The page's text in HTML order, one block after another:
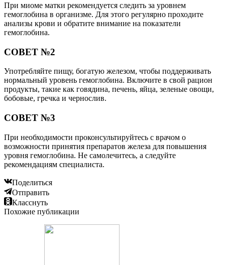
При миоме матки рекомендуется следить за уровнем
гемоглобина в организме. Для этого регулярно проходите
анализы крови и обратите внимание на показатели
гемоглобина.
СОВЕТ №2
Употребляйте пищу, богатую железом, чтобы поддерживать
нормальный уровень гемоглобина. Включите в свой рацион
продукты, такие как говядина, печень, яйца, зеленые овощи,
бобовые, гречка и чернослив.
СОВЕТ №3
При необходимости проконсультируйтесь с врачом о
возможности принятия препаратов железа для повышения
уровня гемоглобина. Не самолечитесь, а следуйте
рекомендациям специалиста.
Поделиться
Отправить
Класснуть
Похожие публикации